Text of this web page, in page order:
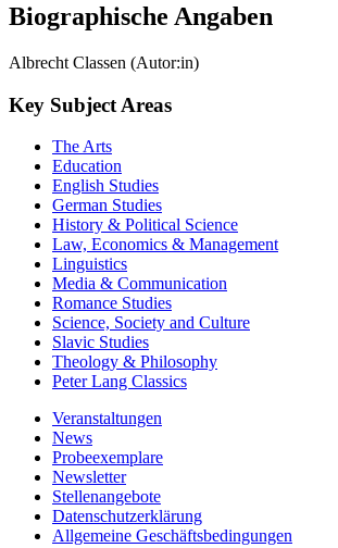
Biographische Angaben
Albrecht Classen (Autor:in)
Key Subject Areas
The Arts
Education
English Studies
German Studies
History & Political Science
Law, Economics & Management
Linguistics
Media & Communication
Romance Studies
Science, Society and Culture
Slavic Studies
Theology & Philosophy
Peter Lang Classics
Veranstaltungen
News
Probeexemplare
Newsletter
Stellenangebote
Datenschutzerklärung
Allgemeine Geschäftsbedingungen